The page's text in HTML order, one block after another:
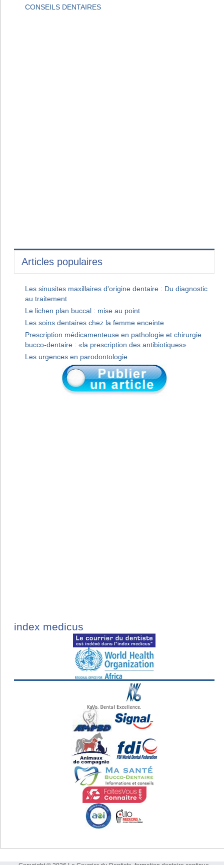
CONSEILS DENTAIRES
Articles populaires
Les sinusites maxillaires d'origine dentaire : Du diagnostic
au traitement
Le lichen plan buccal : mise au point
Les soins dentaires chez la femme enceinte
Prescription médicamenteuse en pathologie et chirurgie
bucco-dentaire : «la prescription des antibiotiques»
Les urgences en parodontologie
index medicus